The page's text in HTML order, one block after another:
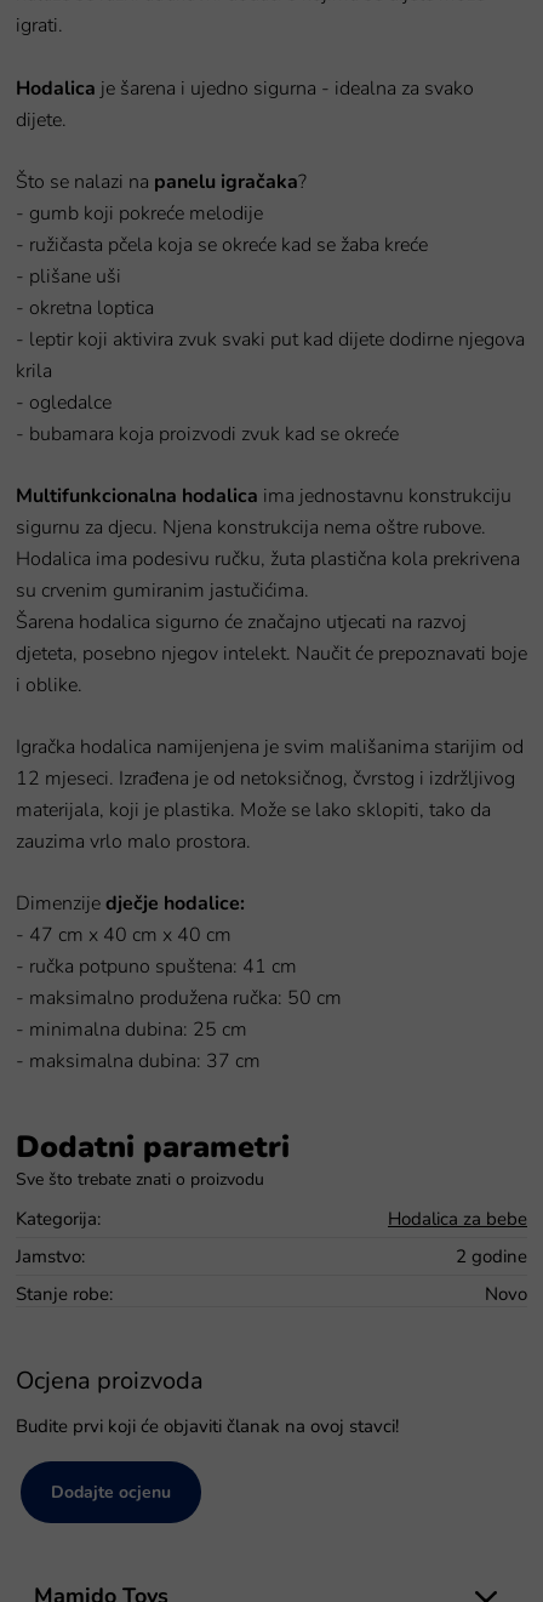
igrati.
Hodalica je šarena i ujedno sigurna - idealna za svako
dijete.
Što se nalazi na panelu igračaka?
- gumb koji pokreće melodije
- ružičasta pčela koja se okreće kad se žaba kreće
- plišane uši
- okretna loptica
- leptir koji aktivira zvuk svaki put kad dijete dodirne njegova
krila
- ogledalce
- bubamara koja proizvodi zvuk kad se okreće
Multifunkcionalna hodalica ima jednostavnu konstrukciju
sigurnu za djecu. Njena konstrukcija nema oštre rubove.
Hodalica ima podesivu ručku, žuta plastična kola prekrivena
su crvenim gumiranim jastučićima.
Šarena hodalica sigurno će značajno utjecati na razvoj
djeteta, posebno njegov intelekt. Naučit će prepoznavati boje
i oblike.
Igračka hodalica namijenjena je svim mališanima starijim od
12 mjeseci. Izrađena je od netoksičnog, čvrstog i izdržljivog
materijala, koji je plastika. Može se lako sklopiti, tako da
zauzima vrlo malo prostora.
Dimenzijedječje hodalice:
- 47 cm x 40 cm x 40 cm
- ručka potpuno spuštena: 41 cm
- maksimalno produžena ručka: 50 cm
- minimalna dubina: 25 cm
- maksimalna dubina: 37 cm
Dodatni parametri
Kategorija:
Hodalica za bebe
Jamstvo:
2 godine
Stanje robe: Novo
Ocjena proizvoda
Budite prvi koji će objaviti članak na ovoj stavci!
Dodajte ocjenu